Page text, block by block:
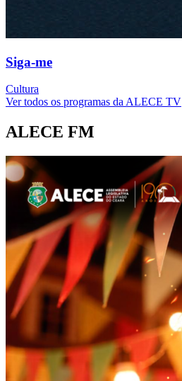
Siga-me
Cultura
Ver todos os programas da ALECE TV
ALECE FM